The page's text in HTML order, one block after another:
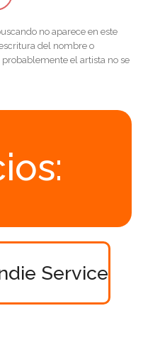
no aparece en este
del nombre o
el artista no se
Service